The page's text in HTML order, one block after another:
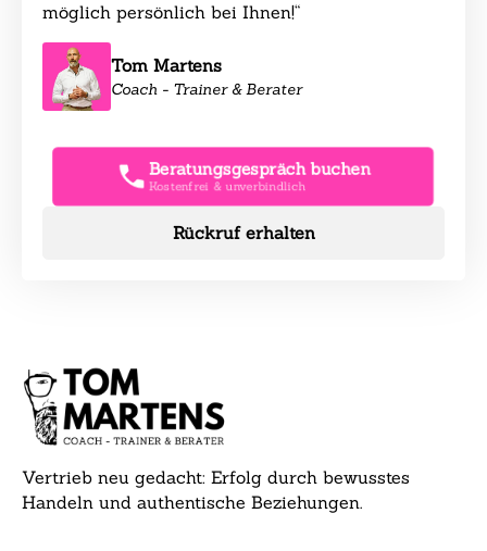
möglich persönlich bei Ihnen!“
Tom Martens
Coach - Trainer & Berater
Beratungsgespräch buchen
Kostenfrei & unverbindlich
Rückruf erhalten
Vertrieb neu gedacht: Erfolg durch bewusstes
Handeln und authentische Beziehungen.